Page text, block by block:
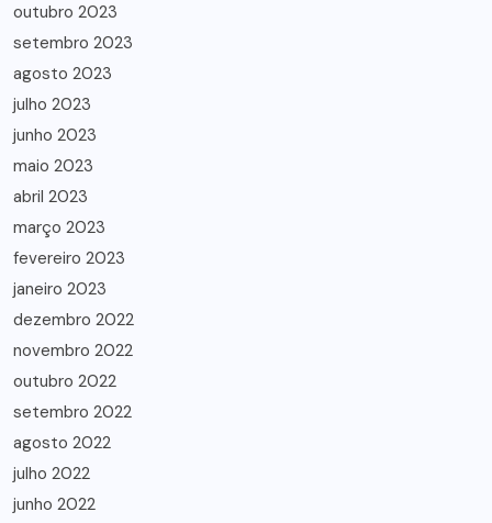
outubro 2023
setembro 2023
agosto 2023
julho 2023
junho 2023
maio 2023
abril 2023
março 2023
fevereiro 2023
janeiro 2023
dezembro 2022
novembro 2022
outubro 2022
setembro 2022
agosto 2022
julho 2022
junho 2022